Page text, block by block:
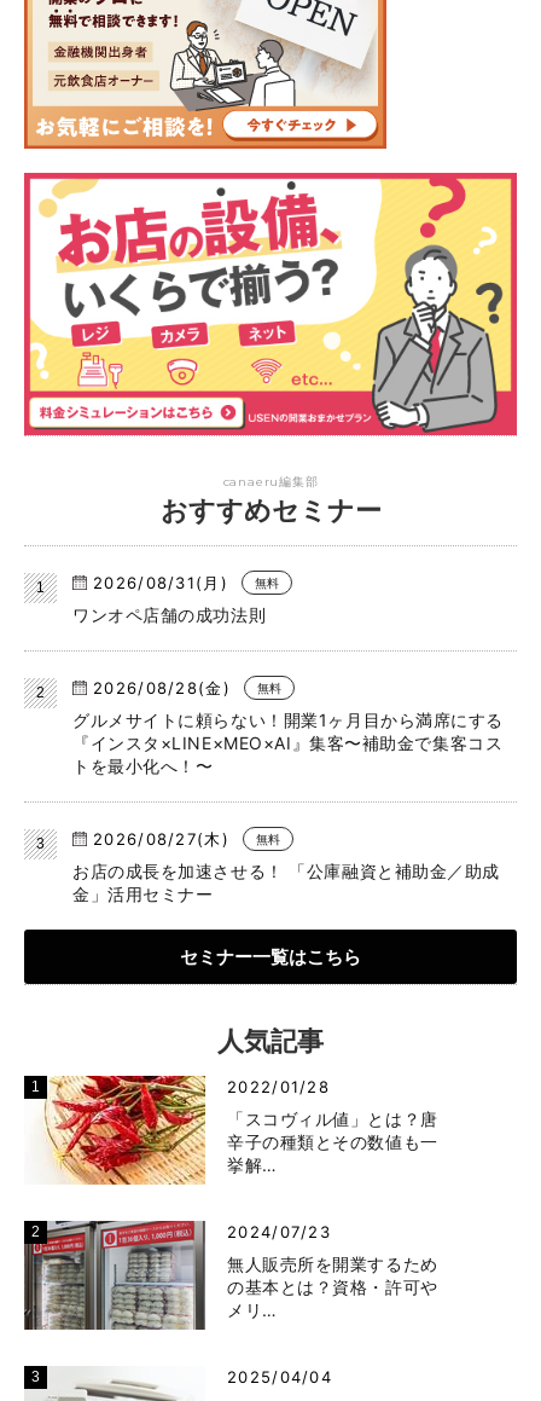
canaeru編集部
おすすめセミナー
2026/08/31(月) 無料
ワンオペ店舗の成功法則
2026/08/28(金) 無料
グルメサイトに頼らない！開業1ヶ月目から満席にする
『インスタ×LINE×MEO×AI』集客〜補助金で集客コス
トを最小化へ！〜
2026/08/27(木) 無料
お店の成長を加速させる！ 「公庫融資と補助金／助成
金」活用セミナー
セミナー一覧はこちら
人気記事
2022/01/28
「スコヴィル値」とは？唐
辛子の種類とその数値も一
挙解…
2024/07/23
無人販売所を開業するため
の基本とは？資格・許可や
メリ…
2025/04/04